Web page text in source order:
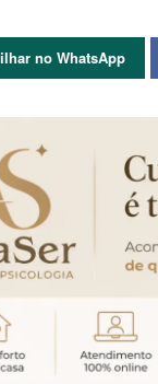
no WhatsApp